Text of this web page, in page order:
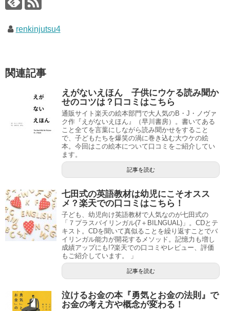
renkinjutsu4
関連記事
えがないえほん 子供にウケる読み聞か
せのコツは？口コミはこちら
通販サイト楽天の絵本部門で大人気のB・J・ノヴァ
ク作『えがないえほん』（早川書房）。書いてある
こと全てを言葉にしながら読み聞かせをすること
で、子どもたちを爆笑の渦に巻き込む大ウケの絵
本。今回はこの絵本について口コミをご紹介してい
ます。
記事を読む
七田式の英語教材は幼児にこそオスス
メ？楽天での口コミはこちら！
子ども、幼児向け英語教材で人気なのが七田式の
「７プラスバイリンガル(7＋BILNGUAL)」。CDとテ
キスト。CDを聞いて真似ることを繰り返すことでバ
イリンガル能力が開花するメソッド。記憶力も増し
成績アップにも!?楽天での口コミやレビュー、評価
もご紹介しています。 」
記事を読む
泣けるお金の本『勇気とお金の法則』で
お金の考え方や概念が変わる！